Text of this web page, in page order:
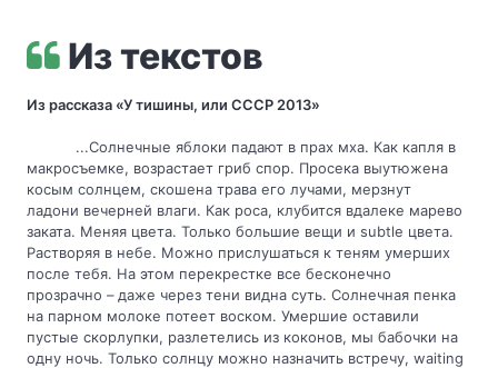
Из текстов
Из рассказа «У тишины, или СССР 2013»
...Солнечные яблоки падают в прах мха. Как капля в
макросъемке, возрастает гриб спор. Просека выутюжена
косым солнцем, скошена трава его лучами, мерзнут
ладони вечерней влаги. Как роса, клубится вдалеке марево
заката. Меняя цвета. Только большие вещи и subtle цвета.
Растворяя в небе. Можно прислушаться к теням умерших
после тебя. На этом перекрестке все бесконечно
прозрачно – даже через тени видна суть. Солнечная пенка
на парном молоке потеет воском. Умершие оставили
пустые скорлупки, разлетелись из коконов, мы бабочки на
одну ночь. Только солнцу можно назначить встречу, waiting